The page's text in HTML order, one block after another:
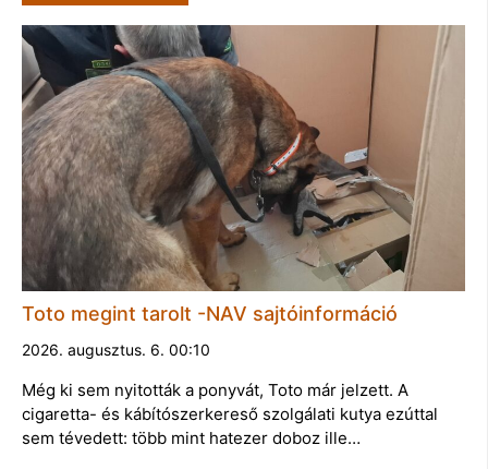
Toto megint tarolt -NAV sajtóinformáció
2026. augusztus. 6. 00:10
Még ki sem nyitották a ponyvát, Toto már jelzett. A
cigaretta- és kábítószerkereső szolgálati kutya ezúttal
sem tévedett: több mint hatezer doboz ille…